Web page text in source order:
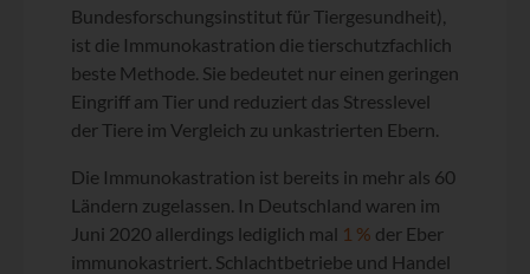
Bundesforschungsinstitut für Tiergesundheit),
ist die Immunokastration die tierschutzfachlich
beste Methode. Sie bedeutet nur einen geringen
Eingriff am Tier und reduziert das Stresslevel
der Tiere im Vergleich zu unkastrierten Ebern.
Die Immunokastration ist bereits in mehr als 60
Ländern zuge­lassen. In Deutschland waren im
Juni 2020 allerdings lediglich mal 1 % der Eber
immunokastriert. Schlachtbetriebe und Handel